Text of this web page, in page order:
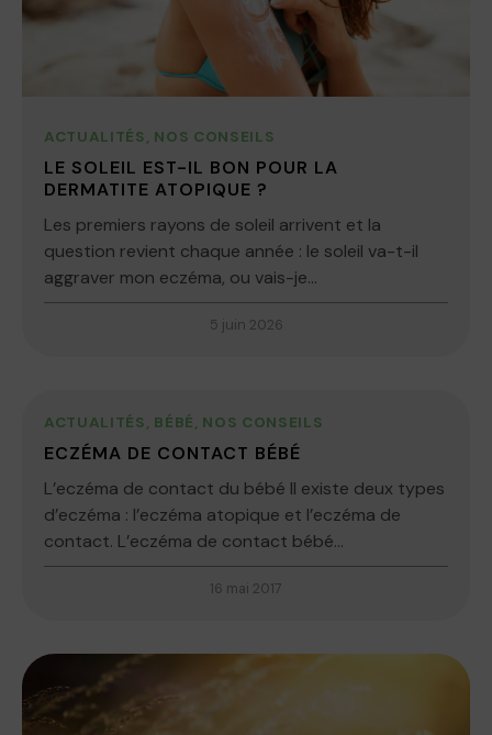
ACTUALITÉS, NOS CONSEILS
LE SOLEIL EST-IL BON POUR LA
DERMATITE ATOPIQUE ?
Les premiers rayons de soleil arrivent et la
question revient chaque année : le soleil va-t-il
aggraver mon eczéma, ou vais-je...
5 juin 2026
ACTUALITÉS, BÉBÉ, NOS CONSEILS
ECZÉMA DE CONTACT BÉBÉ
L’eczéma de contact du bébé Il existe deux types
d’eczéma : l’eczéma atopique et l’eczéma de
contact. L’eczéma de contact bébé...
16 mai 2017